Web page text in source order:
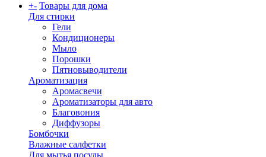
+- Товары для дома
Для стирки
Гели
Кондиционеры
Мыло
Порошки
Пятновыводители
Ароматизация
Аромасвечи
Ароматизаторы для авто
Благовония
Диффузоры
Бомбочки
Влажные салфетки
Для мытья посуды